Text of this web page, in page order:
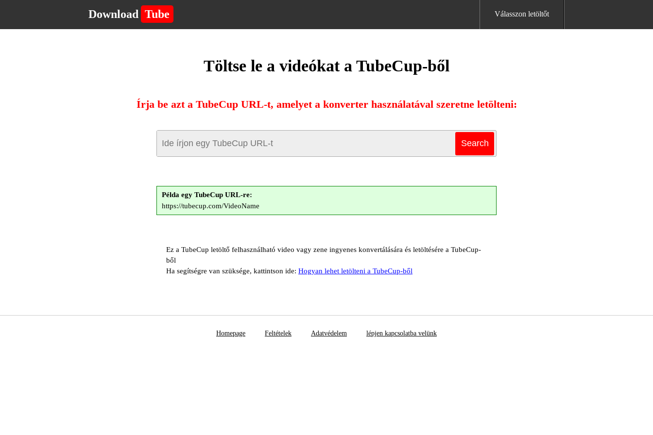
Download Tube Válasszon letöltőt
Töltse le a videókat a TubeCup-ből
Írja be azt a TubeCup URL-t, amelyet a konverter használatával szeretne letölteni:
Példa egy TubeCup URL-re:
https://tubecup.com/VideoName
Ez a TubeCup letöltő felhasználható video vagy zene ingyenes konvertálására és letöltésére a TubeCup-
ből
Ha segítségre van szüksége, kattintson ide: Hogyan lehet letölteni a TubeCup-ből
Homepage Feltételek Adatvédelem lépjen kapcsolatba velünk